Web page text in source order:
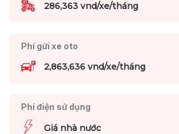
286,363 vnd/xe/tháng
Phí gửi xe oto
2,863,636 vnd/xe/tháng
Phí điện sử dụng
Giá nhà nước